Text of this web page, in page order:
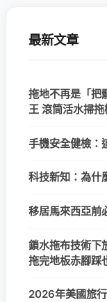
最新文章
拖地不再是「把
王 滾筒活水掃拖
手機安全健檢：
科技新知：為什
移居馬來西亞前
鎖水拖布技術下
拖完地板赤腳踩
2026年美國旅